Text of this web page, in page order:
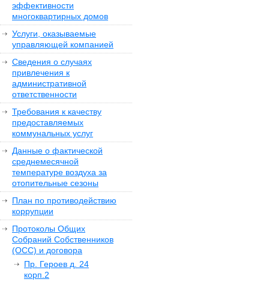
эффективности
многоквартирных домов
Услуги, оказываемые
управляющей компанией
Сведения о случаях
привлечения к
административной
ответственности
Требования к качеству
предоставляемых
коммунальных услуг
Данные о фактической
среднемесячной
температуре воздуха за
отопительные сезоны
План по противодействию
коррупции
Протоколы Общих
Собраний Собственников
(ОСС) и договора
Пр. Героев д. 24
корп.2